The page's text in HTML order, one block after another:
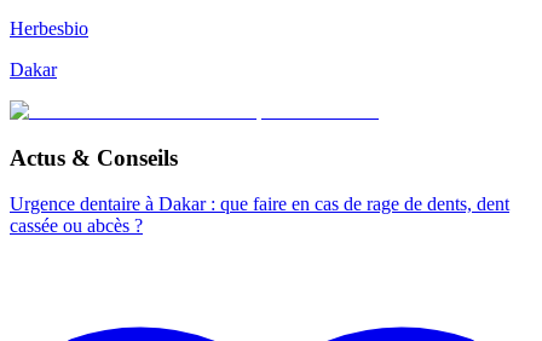
Herbesbio
Dakar
Actus & Conseils
Urgence dentaire à Dakar : que faire en cas de rage de dents, dent
cassée ou abcès ?